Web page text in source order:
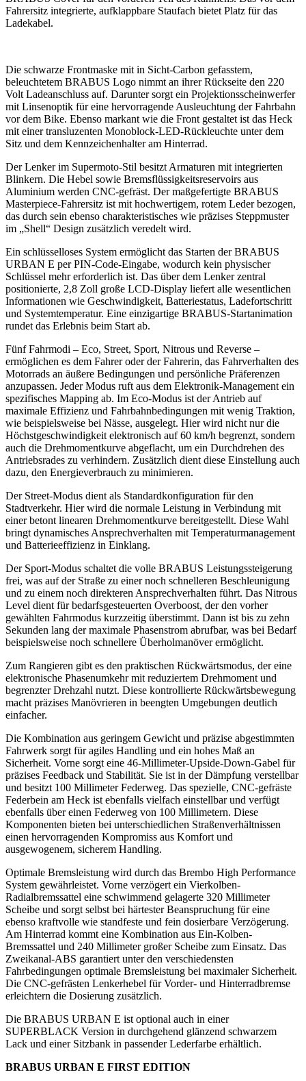
Fahrersitz integrierte, aufklappbare Staufach bietet Platz für das
Ladekabel.
Die schwarze Frontmaske mit in Sicht-Carbon gefasstem,
beleuchtetem BRABUS Logo nimmt an ihrer Rückseite den 220
Volt Ladeanschluss auf. Darunter sorgt ein Projektionsscheinwerfer
mit Linsenoptik für eine hervorragende Ausleuchtung der Fahrbahn
vor dem Bike. Ebenso markant wie die Front gestaltet ist das Heck
mit einer transluzenten Monoblock-LED-Rückleuchte unter dem
Sitz und dem Kennzeichenhalter am Hinterrad.
Der Lenker im Supermoto-Stil besitzt Armaturen mit integrierten
Blinkern. Die Hebel sowie Bremsflüssigkeitsreservoirs aus
Aluminium werden CNC-gefräst. Der maßgefertigte BRABUS
Masterpiece-Fahrersitz ist mit hochwertigem, rotem Leder bezogen,
das durch sein ebenso charakteristisches wie präzises Steppmuster
im „Shell“ Design zusätzlich veredelt wird.
Ein schlüsselloses System ermöglicht das Starten der BRABUS
URBAN E per PIN-Code-Eingabe, wodurch kein physischer
Schlüssel mehr erforderlich ist. Das über dem Lenker zentral
positionierte, 2,8 Zoll große LCD-Display liefert alle wesentlichen
Informationen wie Geschwindigkeit, Batteriestatus, Ladefortschritt
und Systemtemperatur. Eine einzigartige BRABUS-Startanimation
rundet das Erlebnis beim Start ab.
Fünf Fahrmodi – Eco, Street, Sport, Nitrous und Reverse –
ermöglichen es dem Fahrer oder der Fahrerin, das Fahrverhalten des
Motorrads an äußere Bedingungen und persönliche Präferenzen
anzupassen. Jeder Modus ruft aus dem Elektronik-Management ein
spezifisches Mapping ab. Im Eco-Modus ist der Antrieb auf
maximale Effizienz und Fahrbahnbedingungen mit wenig Traktion,
wie beispielsweise bei Nässe, ausgelegt. Hier wird nicht nur die
Höchstgeschwindigkeit elektronisch auf 60 km/h begrenzt, sondern
auch die Drehmomentkurve abgeflacht, um ein Durchdrehen des
Antriebsrades zu verhindern. Zusätzlich dient diese Einstellung auch
dazu, den Energieverbrauch zu minimieren.
Der Street-Modus dient als Standardkonfiguration für den
Stadtverkehr. Hier wird die normale Leistung in Verbindung mit
einer betont linearen Drehmomentkurve bereitgestellt. Diese Wahl
bringt dynamisches Ansprechverhalten mit Temperaturmanagement
und Batterieeffizienz in Einklang.
Der Sport-Modus schaltet die volle BRABUS Leistungssteigerung
frei, was auf der Straße zu einer noch schnelleren Beschleunigung
und zu einem noch direkteren Ansprechverhalten führt. Das Nitrous
Level dient für bedarfsgesteuerten Overboost, der den vorher
gewählten Fahrmodus kurzzeitig überstimmt. Dann ist bis zu zehn
Sekunden lang der maximale Phasenstrom abrufbar, was bei Bedarf
beispielsweise noch schnellere Überholmanöver ermöglicht.
Zum Rangieren gibt es den praktischen Rückwärtsmodus, der eine
elektronische Phasenumkehr mit reduziertem Drehmoment und
begrenzter Drehzahl nutzt. Diese kontrollierte Rückwärtsbewegung
macht präzises Manövrieren in beengten Umgebungen deutlich
einfacher.
Die Kombination aus geringem Gewicht und präzise abgestimmten
Fahrwerk sorgt für agiles Handling und ein hohes Maß an
Sicherheit. Vorne sorgt eine 46-Millimeter-Upside-Down-Gabel für
präzises Feedback und Stabilität. Sie ist in der Dämpfung verstellbar
und besitzt 100 Millimeter Federweg. Das spezielle, CNC-gefräste
Federbein am Heck ist ebenfalls vielfach einstellbar und verfügt
ebenfalls über einen Federweg von 100 Millimetern. Diese
Komponenten bieten bei unterschiedlichen Straßenverhältnissen
einen hervorragenden Kompromiss aus Komfort und
ausgewogenem, sicherem Handling.
Optimale Bremsleistung wird durch das Brembo High Performance
System gewährleistet. Vorne verzögert ein Vierkolben-
Radialbremssattel eine schwimmend gelagerte 320 Millimeter
Scheibe und sorgt selbst bei härtester Beanspruchung für eine
ebenso kraftvolle wie standfeste und fein dosierbare Verzögerung.
Am Hinterrad kommt eine Kombination aus Ein-Kolben-
Bremssattel und 240 Millimeter großer Scheibe zum Einsatz. Das
Zweikanal-ABS garantiert unter den verschiedensten
Fahrbedingungen optimale Bremsleistung bei maximaler Sicherheit.
Die CNC-gefrästen Lenkerhebel für Vorder- und Hinterradbremse
erleichtern die Dosierung zusätzlich.
Die BRABUS URBAN E ist optional auch in einer
SUPERBLACK Version in durchgehend glänzend schwarzem
Lack und einer Sitzbank in passender Lederfarbe erhältlich.
BRABUS URBAN E FIRST EDITION